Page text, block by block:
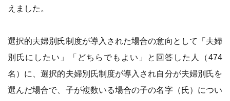
えました。
選択的夫婦別氏制度が導入された場合の意向として「夫婦
別氏にしたい」「どちらでもよい」と回答した人（474
名）に、選択的夫婦別氏制度が導入され自分が夫婦別氏を
選んだ場合で、子が複数いる場合の子の名字（氏）につい